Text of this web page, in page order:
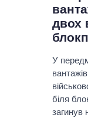
двох
У
біля
загинув